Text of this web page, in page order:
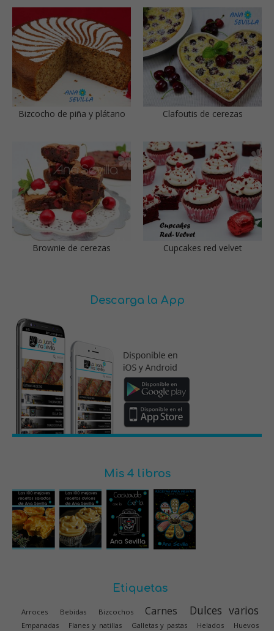
Bizcocho de piña y plátano Clafoutis de cerezas
Brownie de cerezas Cupcakes red velvet
Descarga la App
Mis 4 libros
Etiquetas
Arroces Bebidas Bizcochos Carnes Dulces varios
Empanadas Flanes y natillas Galletas y pastas Helados Huevos